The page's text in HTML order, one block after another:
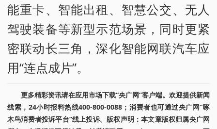
能重卡、智能出租、智慧公交、无人
驾驶装备等新型示范场景，同时更紧
密联动长三角，深化智能网联汽车应
用“连点成片”。
更多精彩资讯请在应用市场下载“央广网”客户端。欢迎提供新闻
线索，24小时报料热线400-800-0088；消费者也可通过央广网“啄
木鸟消费者投诉平台”线上投诉。版权声明：本文章版权归属央广网